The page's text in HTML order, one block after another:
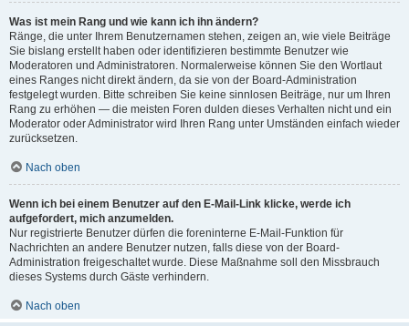
Was ist mein Rang und wie kann ich ihn ändern?
Ränge, die unter Ihrem Benutzernamen stehen, zeigen an, wie viele Beiträge
Sie bislang erstellt haben oder identifizieren bestimmte Benutzer wie
Moderatoren und Administratoren. Normalerweise können Sie den Wortlaut
eines Ranges nicht direkt ändern, da sie von der Board-Administration
festgelegt wurden. Bitte schreiben Sie keine sinnlosen Beiträge, nur um Ihren
Rang zu erhöhen — die meisten Foren dulden dieses Verhalten nicht und ein
Moderator oder Administrator wird Ihren Rang unter Umständen einfach wieder
zurücksetzen.
Nach oben
Wenn ich bei einem Benutzer auf den E-Mail-Link klicke, werde ich
aufgefordert, mich anzumelden.
Nur registrierte Benutzer dürfen die foreninterne E-Mail-Funktion für
Nachrichten an andere Benutzer nutzen, falls diese von der Board-
Administration freigeschaltet wurde. Diese Maßnahme soll den Missbrauch
dieses Systems durch Gäste verhindern.
Nach oben